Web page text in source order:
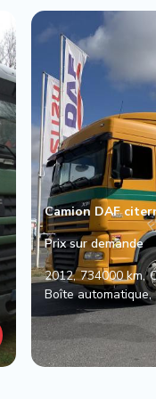
Camion DAF
Prix sur demande
2012 734000 km
Boîte automatique